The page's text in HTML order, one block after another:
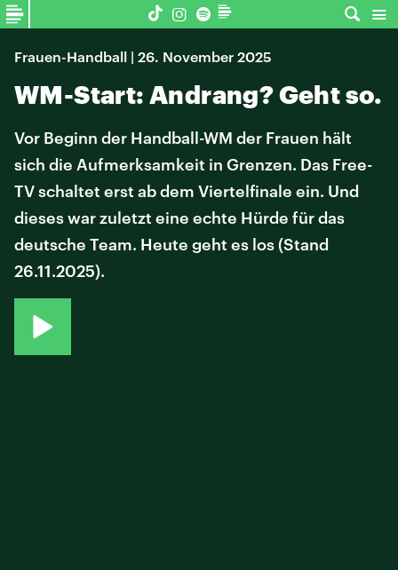
Frauen-Handball | 26. November 2025
WM-Start: Andrang? Geht so.
Vor Beginn der Handball-WM der Frauen hält
sich die Aufmerksamkeit in Grenzen. Das Free-
TV schaltet erst ab dem Viertelfinale ein. Und
dieses war zuletzt eine echte Hürde für das
deutsche Team. Heute geht es los (Stand
26.11.2025).